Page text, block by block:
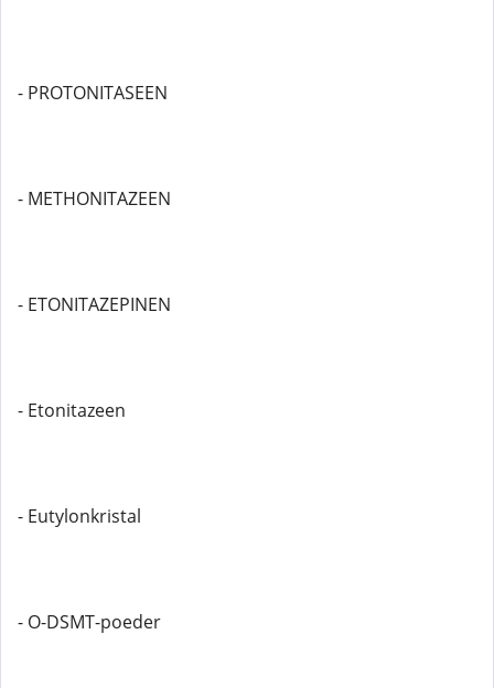
- PROTONITASEEN
- METHONITAZEEN
- ETONITAZEPINEN
- Etonitazeen
- Eutylonkristal
- O-DSMT-poeder